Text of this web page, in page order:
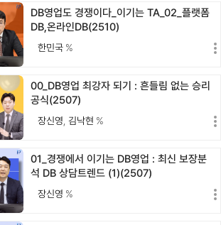
DB영업도 경쟁이다_이기는 TA_02_플랫폼
DB,온라인DB(2510)
한민국 %
00_DB영업 최강자 되기 : 흔들림 없는 승리
공식(2507)
장신영 ,김낙현 %
01_경쟁에서 이기는 DB영업 : 최신 보장분
석 DB 상담트렌드 (1)(2507)
장신영 %